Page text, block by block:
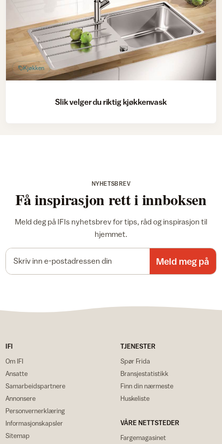
Kjøkken
Slik velger du riktig kjøkkenvask
NYHETSBREV
Få inspirasjon rett i innboksen
Meld deg på IFIs nyhetsbrev for tips, råd og inspirasjon til
hjemmet.
Meld meg på
IFI
Om IFI
Ansatte
Samarbeidspartnere
Annonsere
Personvernerklæring
Informasjonskapsler
Sitemap
TJENESTER
Spør Frida
Bransjestatistikk
Finn din nærmeste
Huskeliste
VÅRE NETTSTEDER
Fargemagasinet